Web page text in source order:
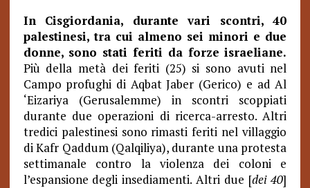
In Cisgiordania, durante vari scontri, 40
palestinesi, tra cui almeno sei minori e due
donne, sono stati feriti da forze israeliane.
Più della metà dei feriti (25) si sono avuti nel
Campo profughi di Aqbat Jaber (Gerico) e ad Al
‘Eizariya (Gerusalemme) in scontri scoppiati
durante due operazioni di ricerca-arresto. Altri
tredici palestinesi sono rimasti feriti nel villaggio
di Kafr Qaddum (Qalqiliya), durante una protesta
settimanale contro la violenza dei coloni e
l’espansione degli insediamenti. Altri due [dei 40]